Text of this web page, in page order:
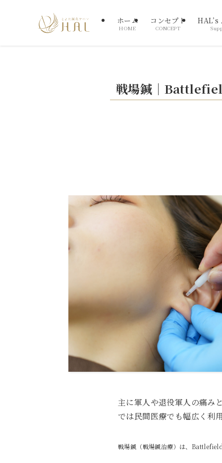
ホーム
HOME
コンセプト
CONCEPT
戦場鍼｜
主に軍人や退役軍人の痛み
では民間医療でも幅広く利
戦場鍼（戦場鍼治療）は、